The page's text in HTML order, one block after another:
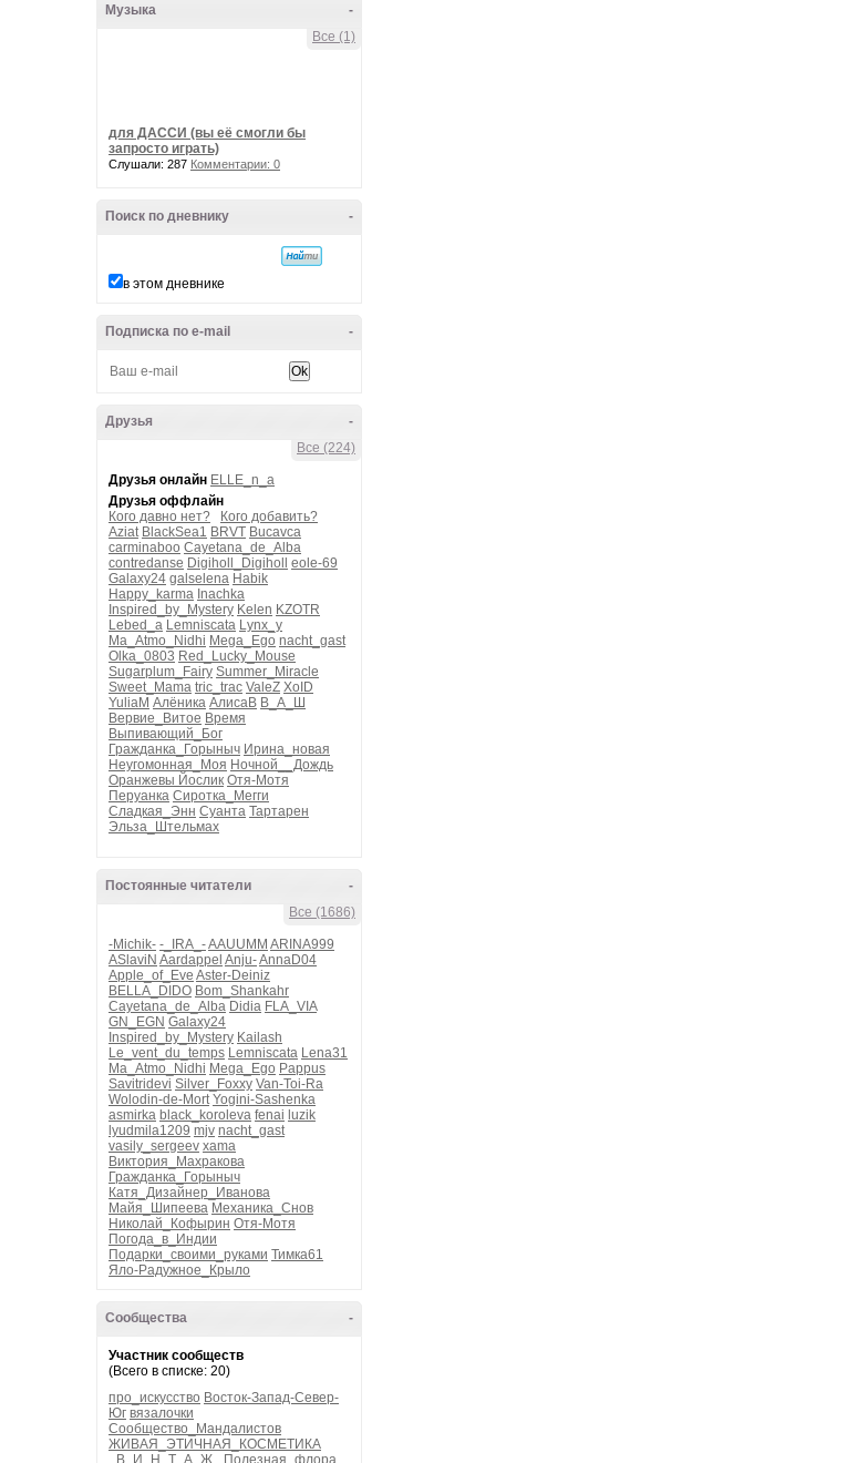
-
Музыка
Все (1)
для ДАССИ (вы её смогли бы
запросто играть)
Слушали: 287 Комментарии: 0
-
Поиск по дневнику
в этом дневнике
-
Подписка по e-mail
-
Друзья
Все (224)
Друзья онлайн ELLE_n_a
Друзья оффлайн
Кого давно нет?
Кого добавить?
Aziat BlackSea1 BRVT Bucavca
carminaboo Cayetana_de_Alba
contredanse Digiholl_Digiholl
eole-69
Galaxy24 galselena Habik
Happy_karma Inachka
Inspired_by_Mystery Kelen KZOTR
Lebed_a Lemniscata Lynx_y
Ma_Atmo_Nidhi Mega_Ego nacht_gast
Olka_0803 Red_Lucky_Mouse
Sugarplum_Fairy Summer_Miracle
Sweet_Mama tric_trac ValeZ XoID
YuliaM Алёника АлисаВ В_А_Ш
Вервие_Витое Время
Выпивающий_Бог
Гражданка_Горыныч Ирина_новая
Неугомонная_Моя Ночной__Дождь
Оранжевы Йослик Отя-Мотя
Перуанка Сиротка_Мегги
Сладкая_Энн Суанта Тартарен
Эльза_Штельмах
-
Постоянные читатели
Все (1686)
-Michik- -_IRA_-AAUUMM ARINA999
ASlaviN Aardappel Anju-AnnaD04
Apple_of_Eve Aster-Deiniz
BELLA_DIDO Bom_Shankahr
Cayetana_de_Alba Didia FLA_VIA
GN_EGN Galaxy24
Inspired_by_Mystery Kailash
Le_vent_du_temps Lemniscata Lena31
Ma_Atmo_Nidhi Mega_Ego Pappus
Savitridevi Silver_Foxxy Van-Toi-Ra
Wolodin-de-Mort Yogini-Sashenka
asmirka black_koroleva fenai luzik
lyudmila1209 mjv nacht_gast
vasily_sergeev xama
Виктория_Махракова
Гражданка_Горыныч
Катя_Дизайнер_Иванова
Майя_Шипеева Механика_Снов
Николай_Кофырин Отя-Мотя
Погода_в_Индии
Подарки_своими_руками Тимка61
Яло-Радужное_Крыло
-
Сообщества
Участник сообществ
(Всего в списке: 20)
про_искусство Восток-Запад-Север-
Юг вязалочки
Сообщество_Мандалистов
ЖИВАЯ_ЭТИЧНАЯ_КОСМЕТИКА
_В_И_Н_Т_А_Ж_
Полезная_флора